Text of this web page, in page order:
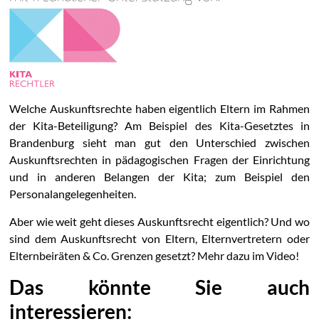
Welche Auskunftsrechte haben eigentlich Eltern im Rahmen
der Kita-Beteiligung? Am Beispiel des Kita-Gesetztes in
Brandenburg sieht man gut den Unterschied zwischen
Auskunftsrechten in pädagogischen Fragen der Einrichtung
und in anderen Belangen der Kita; zum Beispiel den
Personalangelegenheiten.
Aber wie weit geht dieses Auskunftsrecht eigentlich? Und wo
sind dem Auskunftsrecht von Eltern, Elternvertretern oder
Elternbeiräten & Co. Grenzen gesetzt? Mehr dazu im Video!
Das könnte Sie auch
interessieren: